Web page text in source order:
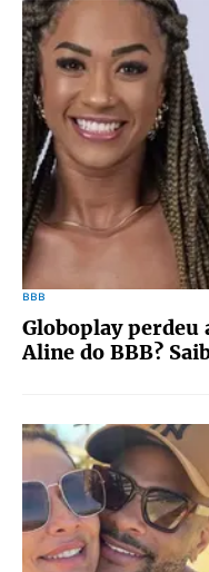
BBB
Globoplay perdeu
Aline do BBB?